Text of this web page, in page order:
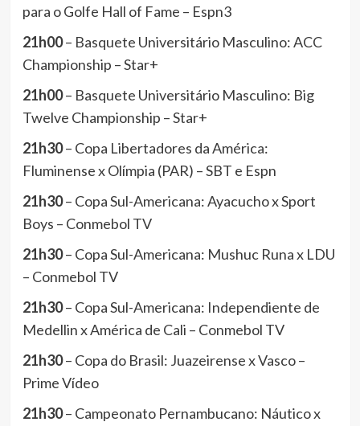
para o Golfe Hall of Fame – Espn3
21h00– Basquete Universitário Masculino: ACC
Championship – Star+
21h00– Basquete Universitário Masculino: Big
Twelve Championship – Star+
21h30– Copa Libertadores da América:
Fluminense x Olímpia (PAR) – SBT e Espn
21h30– Copa Sul-Americana: Ayacucho x Sport
Boys – Conmebol TV
21h30– Copa Sul-Americana: Mushuc Runa x LDU
– Conmebol TV
21h30– Copa Sul-Americana: Independiente de
Medellin x América de Cali – Conmebol TV
21h30– Copa do Brasil: Juazeirense x Vasco –
Prime Vídeo
21h30– Campeonato Pernambucano: Náutico x